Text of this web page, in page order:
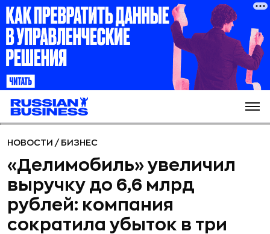
НОВОСТИ / БИЗНЕС
«Делимобиль» увеличил
выручку до 6,6 млрд
рублей: компания
сократила убыток в три